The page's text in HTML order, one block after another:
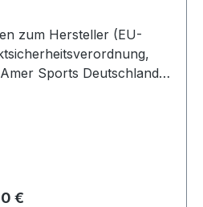
zum Hersteller (EU-
Sports Deutschland
Preis:
€